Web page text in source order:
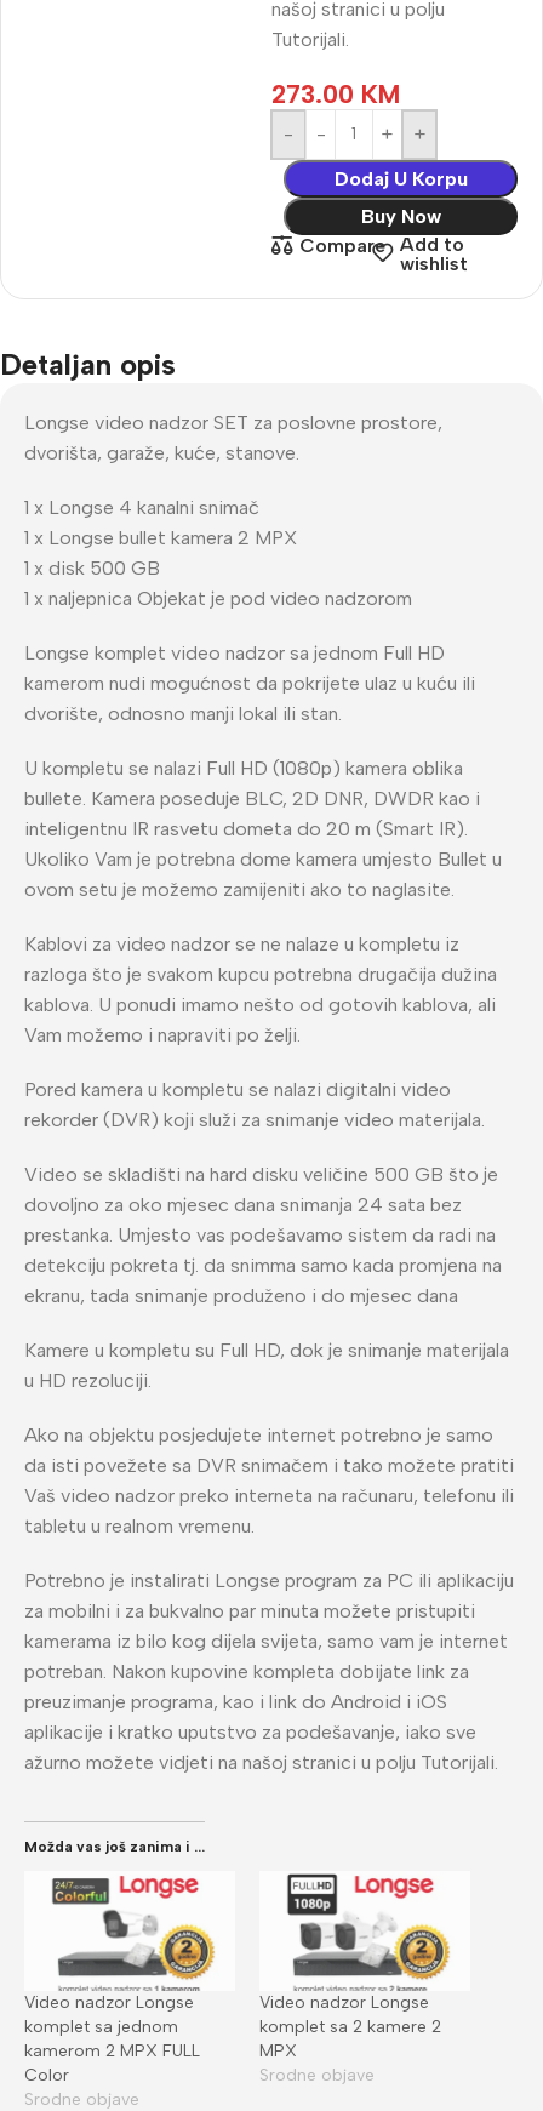
našoj stranici u polju
Tutorijali.
273.00 KM
-
+
Dodaj U Korpu
Buy Now
Compare
Add to
wishlist
Detaljan opis
Longse video nadzor SET za poslovne prostore,
dvorišta, garaže, kuće, stanove.
1 x Longse 4 kanalni snimač
1 x Longse bullet kamera 2 MPX
1 x disk 500 GB
1 x naljepnica Objekat je pod video nadzorom
Longse komplet video nadzor sa jednom Full HD
kamerom nudi mogućnost da pokrijete ulaz u kuću ili
dvorište, odnosno manji lokal ili stan.
U kompletu se nalazi Full HD (1080p) kamera oblika
bullete. Kamera poseduje BLC, 2D DNR, DWDR kao i
inteligentnu IR rasvetu dometa do 20 m (Smart IR).
Ukoliko Vam je potrebna dome kamera umjesto Bullet u
ovom setu je možemo zamijeniti ako to naglasite.
Kablovi za video nadzor se ne nalaze u kompletu iz
razloga što je svakom kupcu potrebna drugačija dužina
kablova. U ponudi imamo nešto od gotovih kablova, ali
Vam možemo i napraviti po želji.
Pored kamera u kompletu se nalazi digitalni video
rekorder (DVR) koji služi za snimanje video materijala.
Video se skladišti na hard disku veličine 500 GB što je
dovoljno za oko mjesec dana snimanja 24 sata bez
prestanka. Umjesto vas podešavamo sistem da radi na
detekciju pokreta tj. da snimma samo kada promjena na
ekranu, tada snimanje produženo i do mjesec dana
Kamere u kompletu su Full HD, dok je snimanje materijala
u HD rezoluciji.
Ako na objektu posjedujete internet potrebno je samo
da isti povežete sa DVR snimačem i tako možete pratiti
Vaš video nadzor preko interneta na računaru, telefonu ili
tabletu u realnom vremenu.
Potrebno je instalirati Longse program za PC ili aplikaciju
za mobilni i za bukvalno par minuta možete pristupiti
kamerama iz bilo kog dijela svijeta, samo vam je internet
potreban. Nakon kupovine kompleta dobijate link za
preuzimanje programa, kao i link do Android i iOS
aplikacije i kratko uputstvo za podešavanje, iako sve
ažurno možete vidjeti na našoj stranici u polju Tutorijali.
Možda vas još zanima i ...
Video nadzor Longse
komplet sa jednom
kamerom 2 MPX FULL
Color
Srodne objave
Video nadzor Longse
komplet sa 2 kamere 2
MPX
Srodne objave